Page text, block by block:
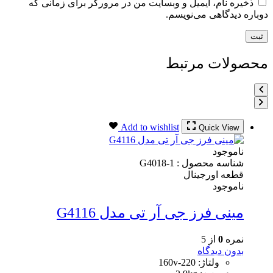
ذخیره نام، ایمیل و وبسایت من در مرورگر برای زمانی که
دوباره دیدگاهی می‌نویسم.
محصولات مرتبط
Quick View
Add to wishlist
ناموجود
شناسه محصول : G4018-1
قطعه اورجینال
ناموجود
مینی فرز جی آر تی مدل G4116
نمره 0 از 5
بدون دیدگاه
ولتاژ: 220-160v